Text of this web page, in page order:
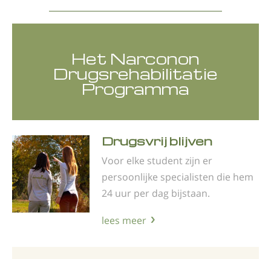
Het Narconon
Drugsrehabilitatie
Programma
Drugsvrij blijven
Voor elke student zijn er
persoonlijke specialisten die hem
24 uur per dag bijstaan.
lees meer